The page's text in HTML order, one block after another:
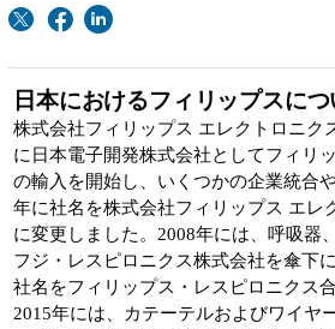
日本におけるフィリップスにつ
株式会社フィリップス エレクトロニク
に日本電子開発株式会社としてフィリ
の輸入を開始し、いくつかの企業統合
年に社名を株式会社フィリップス エレ
に変更しました。2008年には、呼吸器
フジ・レスピロニクス株式会社を傘下
社名をフィリップス・レスピロニクス
2015年には、カテーテルおよびワイヤ